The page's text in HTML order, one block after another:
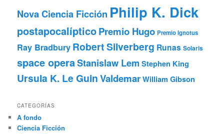
Nova Ciencia Ficción Philip K. Dick
postapocalípticoPremio Hugo Premio Ignotus
Ray Bradbury Robert Silverberg Runas Solaris
space operaStanislaw Lem Stephen King
Ursula K. Le GuinValdemarWilliam Gibson
CATEGORÍAS
A fondo
Ciencia Ficción